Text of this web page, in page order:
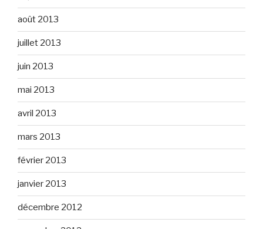
août 2013
juillet 2013
juin 2013
mai 2013
avril 2013
mars 2013
février 2013
janvier 2013
décembre 2012